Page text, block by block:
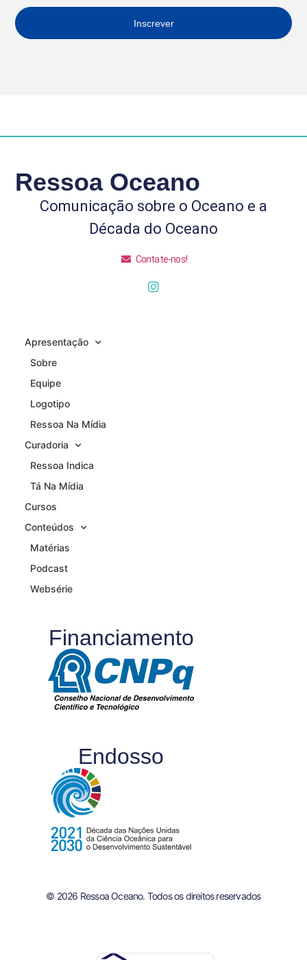
Inscrever
Ressoa Oceano
Comunicação sobre o Oceano e a
Década do Oceano
Contate-nos!
Apresentação
Sobre
Equipe
Logotipo
Ressoa Na Mídia
Curadoria
Ressoa Indica
Tá Na Mídia
Cursos
Conteúdos
Matérias
Podcast
Websérie
Financiamento
Endosso
© 2026 Ressoa Oceano. Todos os direitos reservados